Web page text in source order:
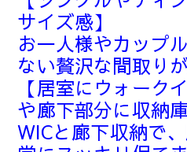
サイズ感】
お一人様やカップ
ない贅沢な間取りが
【居室にウォーク
や廊下部分に収納
WICと廊下収納で